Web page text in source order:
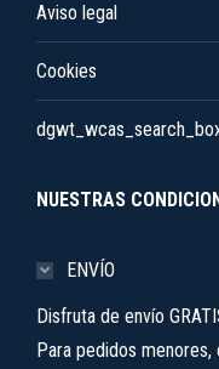
Aviso legal
Cookies
NUESTRAS
ENVÍO
Disfruta de envío
Para pedidos